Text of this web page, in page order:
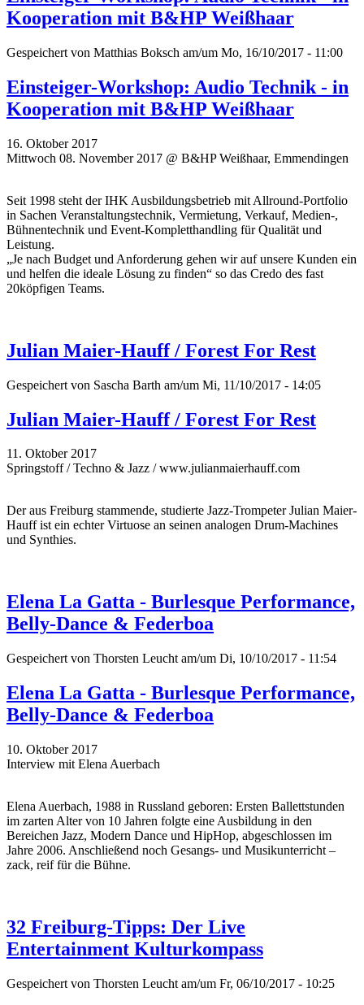
Kooperation mit B&HP Weißhaar
Gespeichert von Matthias Boksch am/um Mo, 16/10/2017 - 11:00
Einsteiger-Workshop: Audio Technik - in
Kooperation mit B&HP Weißhaar
16. Oktober 2017
Mittwoch 08. November 2017 @ B&HP Weißhaar, Emmendingen
Seit 1998 steht der IHK Ausbildungsbetrieb mit Allround-Portfolio
in Sachen Veranstaltungstechnik, Vermietung, Verkauf, Medien-,
Bühnentechnik und Event-Kompletthandling für Qualität und
Leistung.
„Je nach Budget und Anforderung gehen wir auf unsere Kunden ein
und helfen die ideale Lösung zu finden“ so das Credo des fast
20köpfigen Teams.
Julian Maier-Hauff / Forest For Rest
Gespeichert von Sascha Barth am/um Mi, 11/10/2017 - 14:05
Julian Maier-Hauff / Forest For Rest
11. Oktober 2017
Springstoff / Techno & Jazz / www.julianmaierhauff.com
Der aus Freiburg stammende, studierte Jazz-Trompeter Julian Maier-
Hauff ist ein echter Virtuose an seinen analogen Drum-Machines
und Synthies.
Elena La Gatta - Burlesque Performance,
Belly-Dance & Federboa
Gespeichert von Thorsten Leucht am/um Di, 10/10/2017 - 11:54
Elena La Gatta - Burlesque Performance,
Belly-Dance & Federboa
10. Oktober 2017
Interview mit Elena Auerbach
Elena Auerbach, 1988 in Russland geboren: Ersten Ballettstunden
im zarten Alter von 10 Jahren folgte eine Ausbildung in den
Bereichen Jazz, Modern Dance und HipHop, abgeschlossen im
Jahre 2006. Anschließend noch Gesangs- und Musikunterricht –
zack, reif für die Bühne.
32 Freiburg-Tipps: Der Live
Entertainment Kulturkompass
Gespeichert von Thorsten Leucht am/um Fr, 06/10/2017 - 10:25